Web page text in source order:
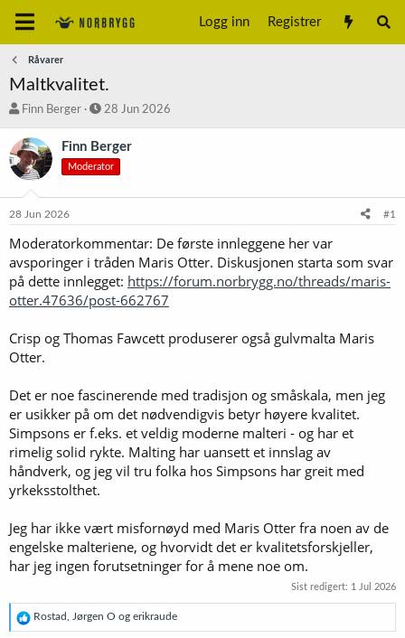
Logg inn Registrer
Råvarer
Maltkvalitet.
T
å
d
s
t
r
Finn Berger
S
a
r
t
o
28 Jun 2026
Finn Berger
Moderator
28 Jun 2026 #1
Moderatorkommentar: De første innleggene her var
avsporinger i tråden Maris Otter. Diskusjonen starta som svar
på dette innlegget: https://forum.norbrygg.no/threads/maris-
otter.47636/post-662767
Crisp og Thomas Fawcett produserer også gulvmalta Maris
Otter.
Det er noe fascinerende med tradisjon og småskala, men jeg
er usikker på om det nødvendigvis betyr høyere kvalitet.
Simpsons er f.eks. et veldig moderne malteri - og har et
rimelig solid rykte. Malting har uansett et innslag av
håndverk, og jeg vil tru folka hos Simpsons har greit med
yrkeksstolthet.
Jeg har ikke vært misfornøyd med Maris Otter fra noen av de
engelske malteriene, og hvorvidt det er kvalitetsforskjeller,
har jeg ingen forutsetninger for å mene noe om.
Sist redigert: 1 Jul 2026
R
e
Rostad Jørgen O og erikraude